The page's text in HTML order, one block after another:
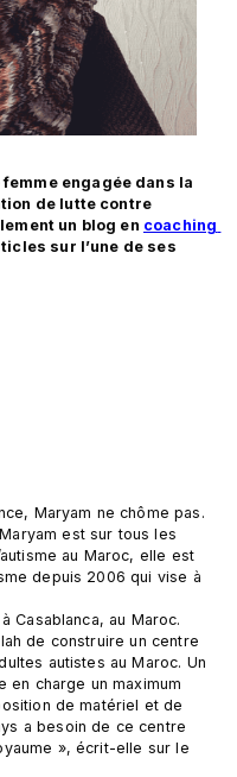
engagée dans la
de lutte contre
un blog en coaching
sur l’une de ses
Maryam ne chôme pas.
est sur tous les
au Maroc, elle est
depuis 2006 qui vise à
de construire un centre
autistes au Maroc. Un
charge un maximum
de matériel et de
a besoin de ce centre
», écrit-elle sur le